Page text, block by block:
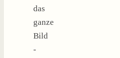
das
ganze
Bild
-